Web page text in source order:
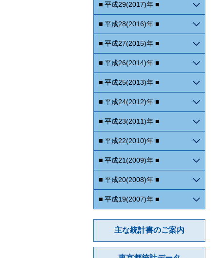
■ 平成29(2017)年 ■
■ 平成28(2016)年 ■
■ 平成27(2015)年 ■
■ 平成26(2014)年 ■
■ 平成25(2013)年 ■
■ 平成24(2012)年 ■
■ 平成23(2011)年 ■
■ 平成22(2010)年 ■
■ 平成21(2009)年 ■
■ 平成20(2008)年 ■
■ 平成19(2007)年 ■
主な統計書のご案内